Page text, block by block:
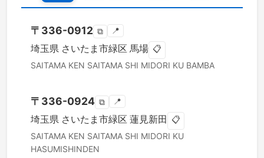
〒 336-0912 ⧉ 📍
埼玉県 さいたま市緑区 馬場 📋
SAITAMA KEN SAITAMA SHI MIDORI KU BAMBA
〒 336-0924 ⧉ 📍
埼玉県 さいたま市緑区 蓮見新田 📋
SAITAMA KEN SAITAMA SHI MIDORI KU
HASUMISHINDEN